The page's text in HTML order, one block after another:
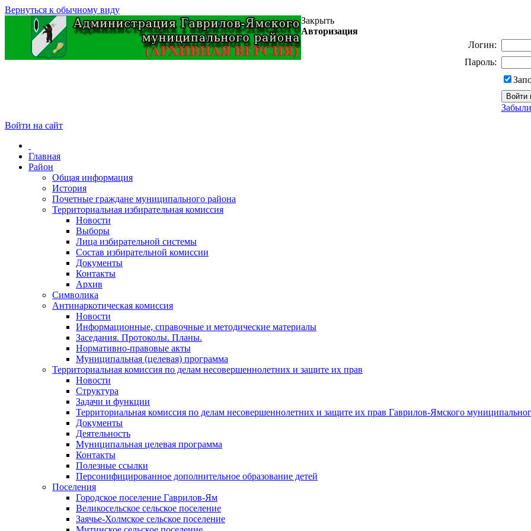
Вернуться к обычному виду
Закрыть
Авторизация
Логин:
Пароль:
Войти на сайт
Главная
Район
Общая информация
История
Почетные граждане муниципального района
Территориальная избирательная комиссия
Новости
Выборы
Лица избирательной системы
Состав избирательной комиссии
Документы
Контакты
Архив
Символика
Антинаркотическая комиссия
Новости
Информационные, справочные и методические материалы
Заседания. Протоколы. Планы.
Нормативно-правовые акты
Муниципальная (целевая) программа
Территориальная комиссия по делам несовершеннолетних и защите их прав
Новости
Структура
Задачи и функции
Территориальная комиссия по делам несовершеннолетних и защите их прав Гаврилов-Ямского
Документы
Деятельность
Муниципальная целевая программа
Контакты
Полезные ссылки
Персонифицированное дополнительное образование детей
Поселения
Городское поселение Гаврилов-Ям
Великосельское сельское поселение
Заячье-Холмское сельское поселение